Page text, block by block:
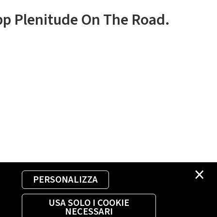
×
PERSONALIZZA
USA SOLO I COOKIE
NECESSARI
Plenitude On The Road.